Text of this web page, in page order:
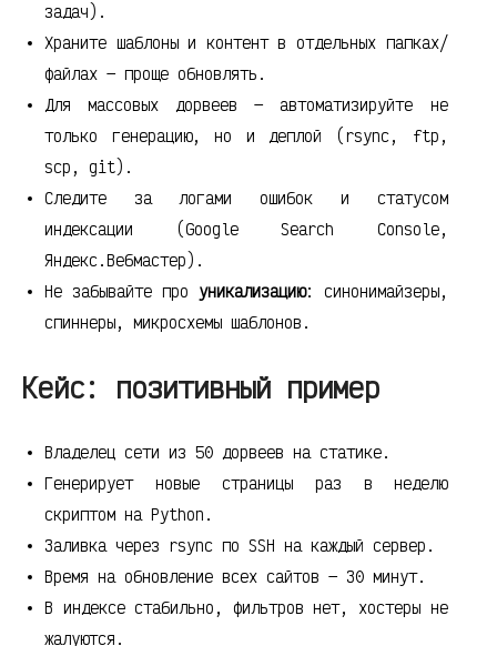
задач).
Храните шаблоны и контент в отдельных папках/
файлах — проще обновлять.
Для массовых дорвеев — автоматизируйте не
только генерацию, но и деплой (rsync, ftp,
scp, git).
Следите за логами ошибок и статусом
индексации (Google Search Console,
Яндекс.Вебмастер).
Не забывайте про уникализацию: синонимайзеры,
спиннеры, микросхемы шаблонов.
Кейс: позитивный пример
Владелец сети из 50 дорвеев на статике.
Генерирует новые страницы раз в неделю
скриптом на Python.
Заливка через rsync по SSH на каждый сервер.
Время на обновление всех сайтов — 30 минут.
В индексе стабильно, фильтров нет, хостеры не
жалуются.